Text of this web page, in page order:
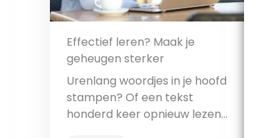
Effectief leren? Maak je
geheugen sterker
Urenlang woordjes in je hoofd
stampen? Of een tekst
honderd keer opnieuw lezen?